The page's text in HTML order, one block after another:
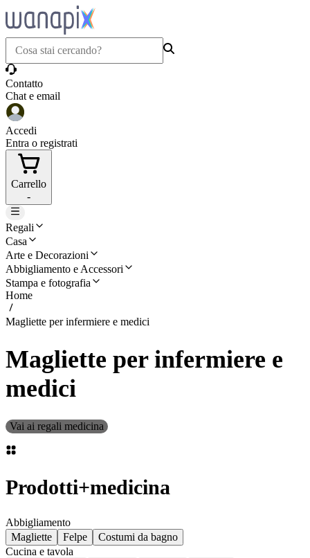
Contatto
Chat e email
Accedi
Entra o registrati
Carrello
-
Regali
Casa
Arte e Decorazioni
Abbigliamento e Accessori
Stampa e fotografia
Home
Magliette per infermiere e medici
Magliette per infermiere e
medici
Vai ai regali medicina
Prodotti+medicina
Abbigliamento
Magliette
Felpe
Costumi da bagno
Cucina e tavola